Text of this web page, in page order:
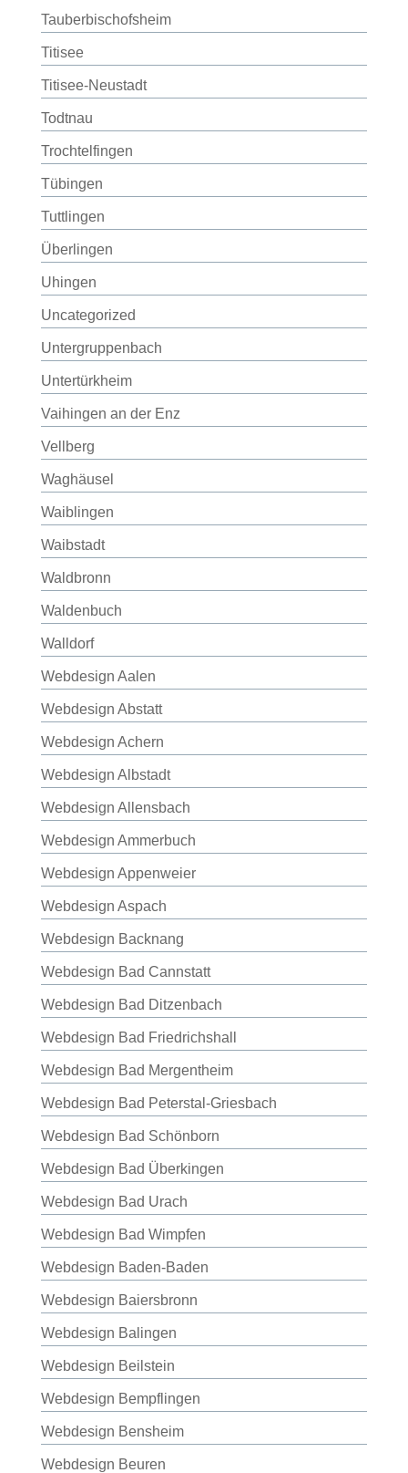
Tauberbischofsheim
Titisee
Titisee-Neustadt
Todtnau
Trochtelfingen
Tübingen
Tuttlingen
Überlingen
Uhingen
Uncategorized
Untergruppenbach
Untertürkheim
Vaihingen an der Enz
Vellberg
Waghäusel
Waiblingen
Waibstadt
Waldbronn
Waldenbuch
Walldorf
Webdesign Aalen
Webdesign Abstatt
Webdesign Achern
Webdesign Albstadt
Webdesign Allensbach
Webdesign Ammerbuch
Webdesign Appenweier
Webdesign Aspach
Webdesign Backnang
Webdesign Bad Cannstatt
Webdesign Bad Ditzenbach
Webdesign Bad Friedrichshall
Webdesign Bad Mergentheim
Webdesign Bad Peterstal-Griesbach
Webdesign Bad Schönborn
Webdesign Bad Überkingen
Webdesign Bad Urach
Webdesign Bad Wimpfen
Webdesign Baden-Baden
Webdesign Baiersbronn
Webdesign Balingen
Webdesign Beilstein
Webdesign Bempflingen
Webdesign Bensheim
Webdesign Beuren